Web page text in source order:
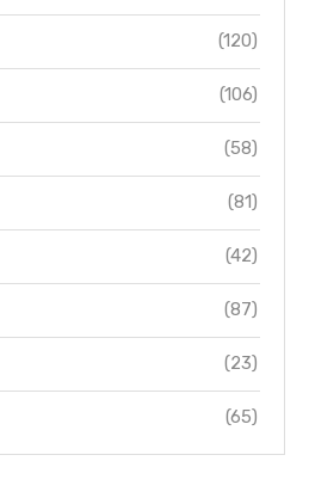
(120)
(106)
(58)
(81)
(42)
(87)
(23)
(65)